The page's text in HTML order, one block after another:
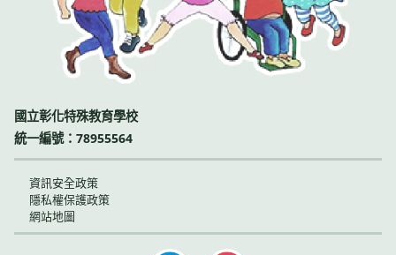
國立彰化特殊教育學校
統一編號：78955564
資訊安全政策
隱私權保護政策
網站地圖